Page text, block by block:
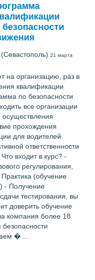
(Севастополь) 21 марта
на организацию, раз в
квалификации
по безопасности
все организации
прохождения
для водителей
ответственности
входит в курс? -
регулирования,
(обучение
- Получение
тестирования, вы
доверить обучение
компания более 18
� ...